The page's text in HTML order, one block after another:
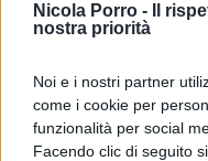
Nicola Porro -
Il
nostra priorità
Noi e i nostri partner
come i cookie per
funzionalità per social
Facendo clic di seguito
alcun organo terzo
metri di valutazione
totalità dei casi non